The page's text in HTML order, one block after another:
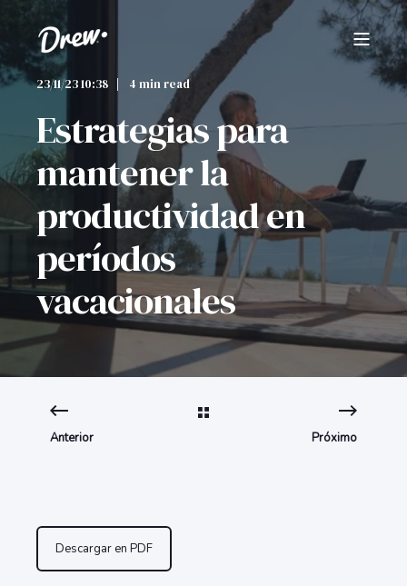
23/11/23 10:38 4 min read
Estrategias para
mantener la
productividad en
períodos
vacacionales
Anterior Próximo
Descargar en PDF